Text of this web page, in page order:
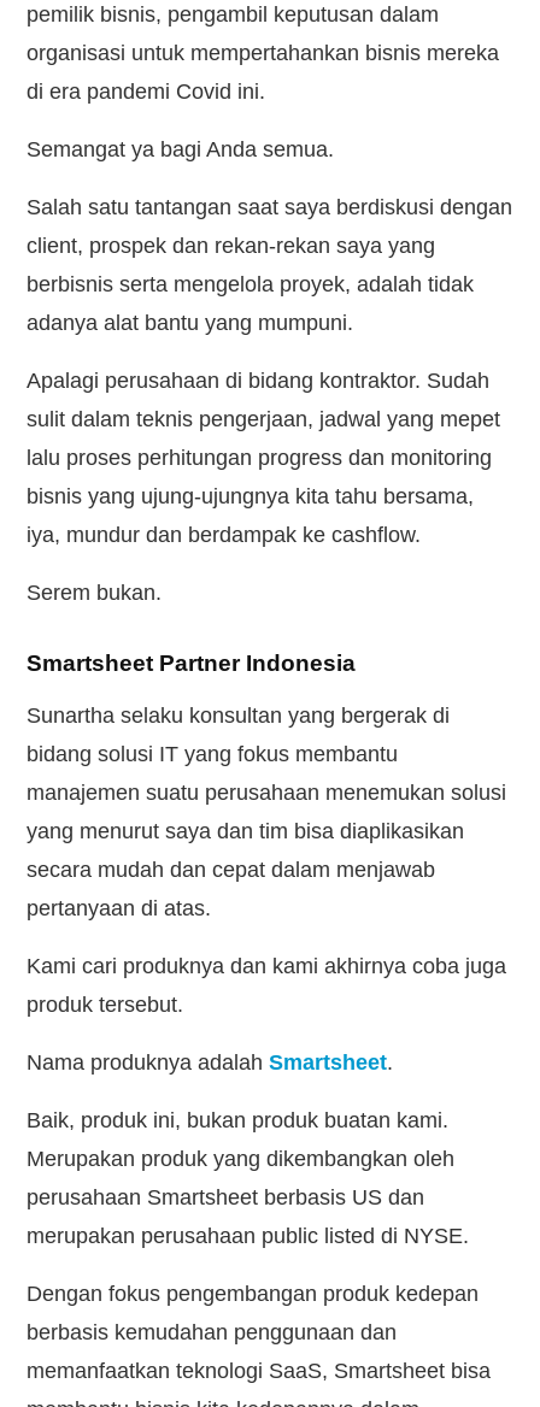
pemilik bisnis, pengambil keputusan dalam
organisasi untuk mempertahankan bisnis mereka
di era pandemi Covid ini.
Semangat ya bagi Anda semua.
Salah satu tantangan saat saya berdiskusi dengan
client, prospek dan rekan-rekan saya yang
berbisnis serta mengelola proyek, adalah tidak
adanya alat bantu yang mumpuni.
Apalagi perusahaan di bidang kontraktor. Sudah
sulit dalam teknis pengerjaan, jadwal yang mepet
lalu proses perhitungan progress dan monitoring
bisnis yang ujung-ujungnya kita tahu bersama,
iya, mundur dan berdampak ke cashflow.
Serem bukan.
Smartsheet Partner Indonesia
Sunartha selaku konsultan yang bergerak di
bidang solusi IT yang fokus membantu
manajemen suatu perusahaan menemukan solusi
yang menurut saya dan tim bisa diaplikasikan
secara mudah dan cepat dalam menjawab
pertanyaan di atas.
Kami cari produknya dan kami akhirnya coba juga
produk tersebut.
Nama produknya adalahSmartsheet.
Baik, produk ini, bukan produk buatan kami.
Merupakan produk yang dikembangkan oleh
perusahaan Smartsheet berbasis US dan
merupakan perusahaan public listed di NYSE.
Dengan fokus pengembangan produk kedepan
berbasis kemudahan penggunaan dan
memanfaatkan teknologi SaaS, Smartsheet bisa